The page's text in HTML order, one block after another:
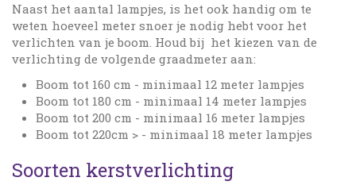
Naast het aantal lampjes, is het ook handig om te
weten hoeveel meter snoer je nodig hebt voor het
verlichten van je boom. Houd bij het kiezen van de
verlichting de volgende graadmeter aan:
Boom tot 160 cm - minimaal 12 meter lampjes
Boom tot 180 cm - minimaal 14 meter lampjes
Boom tot 200 cm - minimaal 16 meter lampjes
Boom tot 220cm > - minimaal 18 meter lampjes
Soorten kerstverlichting